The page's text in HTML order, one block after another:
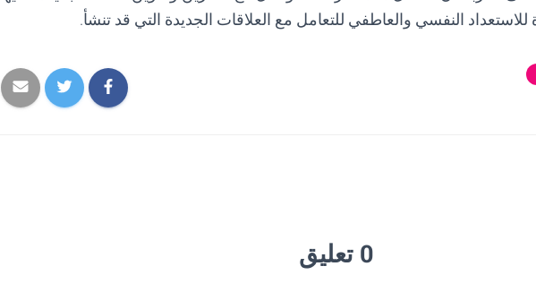
النفسي والعاطفي للتعامل مع العلاقات الجديدة التي قد تنشأ.
0 تعليق